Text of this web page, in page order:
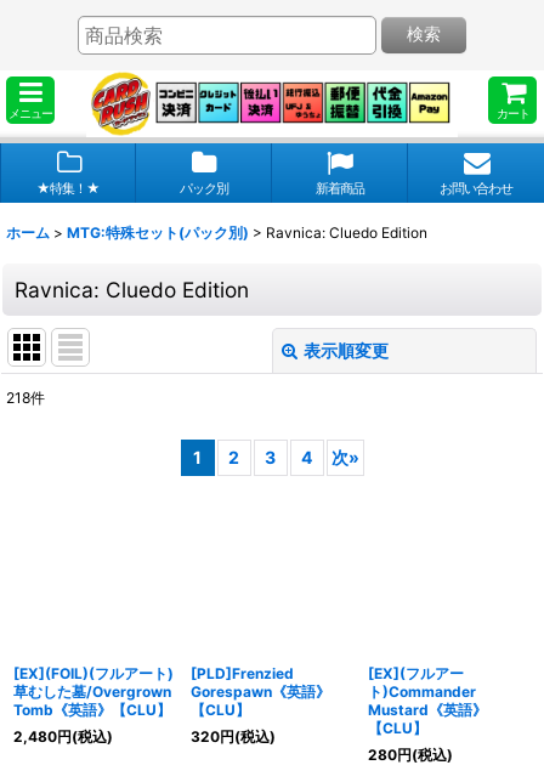
メニュー カート
検索
★特集！★ パック別 新着商品 お問い合わせ
ホーム > MTG:特殊セット(パック別) > Ravnica: Cluedo Edition
Ravnica: Cluedo Edition
表示順変更
218件
1 2 3 4 次»
[EX](FOIL)(フルアート)
草むした墓/Overgrown
Tomb《英語》【CLU】
2,480円(税込)
[PLD]Frenzied
Gorespawn《英語》
【CLU】
320円(税込)
[EX](フルアー
ト)Commander
Mustard《英語》
【CLU】
280円(税込)